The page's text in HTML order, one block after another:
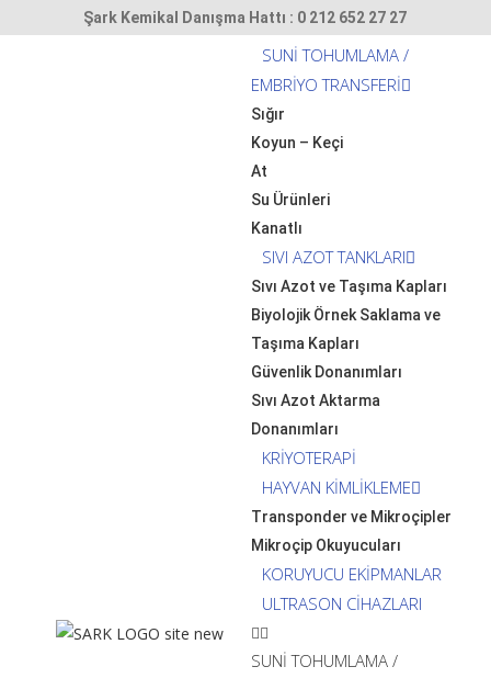
Şark Kemikal Danışma Hattı : 0 212 652 27 27
SUNİ TOHUMLAMA /
EMBRİYO TRANSFERİ
Sığır
Koyun – Keçi
At
Su Ürünleri
Kanatlı
SIVI AZOT TANKLARI
Sıvı Azot ve Taşıma Kapları
Biyolojik Örnek Saklama ve
Taşıma Kapları
Güvenlik Donanımları
Sıvı Azot Aktarma
Donanımları
KRİYOTERAPİ
HAYVAN KİMLİKLEME
Transponder ve Mikroçipler
Mikroçip Okuyucuları
KORUYUCU EKİPMANLAR
ULTRASON CİHAZLARI
SUNİ TOHUMLAMA /